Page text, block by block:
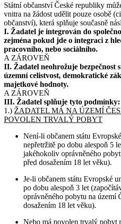
Státní občanství České republiky
vnitra na žádost udělit pouze osobě
občanství), která splňuje současně
I. Žadatel je integrován do
zejména pokud jde o integraci z
pracovního, nebo sociálního.
A ZÁROVEŇ
II. Žadatel neohrožuje bezpečnost
územní celistvost, demokratické
majetkové hodnoty.
A ZÁROVEŇ
III. Žadatel splňuje tyto podmínky:
1.) ŽADATEL MÁ NA ÚZEMÍ
POVOLEN TRVALÝ POBYT
Není-li občanem státu
nepřetržitě po dobu alespoň 5
jakéhokoliv oprávněného
před dosažením 18 let věku).
Je-li občanem státu Evropské
po dobu alespoň 3 let
oprávněného pobytu na území
dosažením 18 let věku).
Nebo má povolen trvalý pobyt